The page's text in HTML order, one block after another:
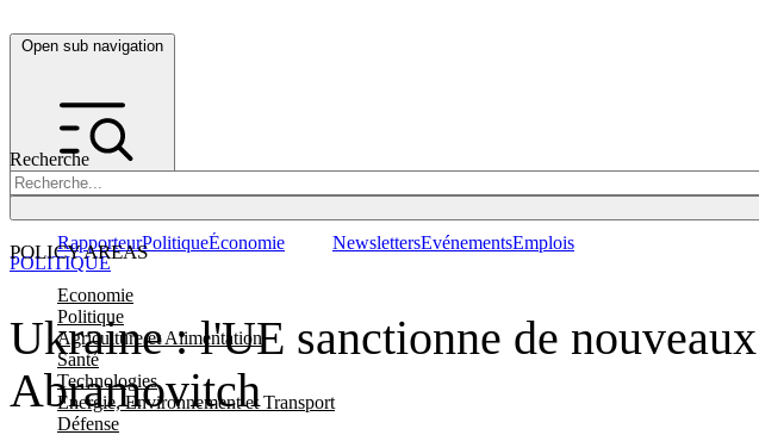
Open sub navigation
Recherche
POLICY AREAS
Economie
Politique
Agriculture et Alimentation
Santé
Technologies
Energie, Environnement et Transport
Défense
RapporteurPolitiqueÉconomie NewslettersEvénementsEmplois
Ukraine : l'UE sanctionne de
Abramovitch
POLITIQUE